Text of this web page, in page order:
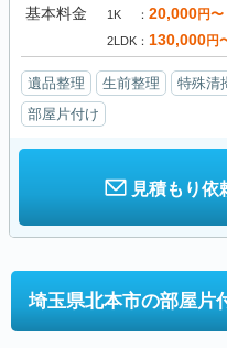
基本料金 1K 20,000円〜
2LDK 130,000円
遺品整理 生前整理 特殊清
部屋片付け
見積もり依
埼玉県北本市の部屋片